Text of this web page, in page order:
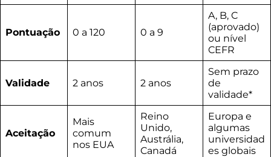
Pontuação 0 a 120 0 a 9
A, B, C
(aprovado)
ou nível
CEFR
Validade 2 anos 2 anos
Sem prazo
de
validade*
Aceitação
Mais
comum
nos EUA
Reino
Unido,
Austrália,
Canadá
Europa e
algumas
universidad
es globais